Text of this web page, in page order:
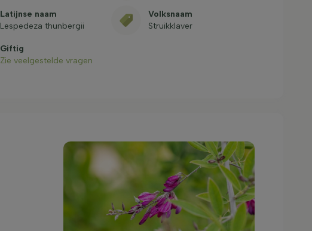
Latijnse naam
Lespedeza thunbergii
Volksnaam
Struikklaver
Giftig
Zie veelgestelde vragen